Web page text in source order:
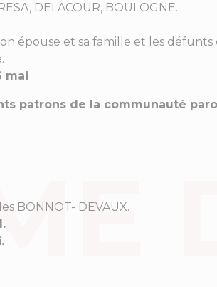
DELACOUR, BOULOGNE.
épouse et sa famille et les défunts
mai
patrons de la communauté
BONNOT- DEVAUX.